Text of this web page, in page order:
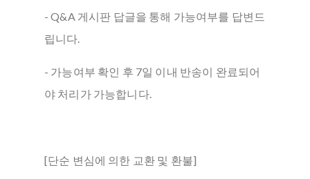
- Q&A 게시판 답글을 통해 가능여부를 답변드
립니다.
- 가능여부 확인 후 7일 이내 반송이 완료되어
야 처리가 가능합니다.
[단순 변심에 의한 교환 및 환불]